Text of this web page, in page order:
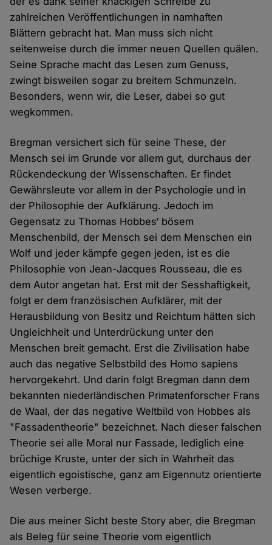
zahlreichen Veröffentlichungen in namhaften
Blättern gebracht hat. Man muss sich nicht
seitenweise durch die immer neuen Quellen quälen.
Seine Sprache macht das Lesen zum Genuss,
zwingt bisweilen sogar zu breitem Schmunzeln.
Besonders, wenn wir, die Leser, dabei so gut
wegkommen.
Bregman versichert sich für seine These, der
Mensch sei im Grunde vor allem gut, durchaus der
Rückendeckung der Wissenschaften. Er findet
Gewährsleute vor allem in der Psychologie und in
der Philosophie der Aufklärung. Jedoch im
Gegensatz zu Thomas Hobbes‘ bösem
Menschenbild, der Mensch sei dem Menschen ein
Wolf und jeder kämpfe gegen jeden, ist es die
Philosophie von Jean-Jacques Rousseau, die es
dem Autor angetan hat. Erst mit der Sesshaftigkeit,
folgt er dem französischen Aufklärer, mit der
Herausbildung von Besitz und Reichtum hätten sich
Ungleichheit und Unterdrückung unter den
Menschen breit gemacht. Erst die Zivilisation habe
auch das negative Selbstbild des Homo sapiens
hervorgekehrt. Und darin folgt Bregman dann dem
bekannten niederländischen Primatenforscher Frans
de Waal, der das negative Weltbild von Hobbes als
"Fassadentheorie" bezeichnet. Nach dieser falschen
Theorie sei alle Moral nur Fassade, lediglich eine
brüchige Kruste, unter der sich in Wahrheit das
eigentlich egoistische, ganz am Eigennutz orientierte
Wesen verberge.
Die aus meiner Sicht beste Story aber, die Bregman
als Beleg für seine Theorie vom eigentlich